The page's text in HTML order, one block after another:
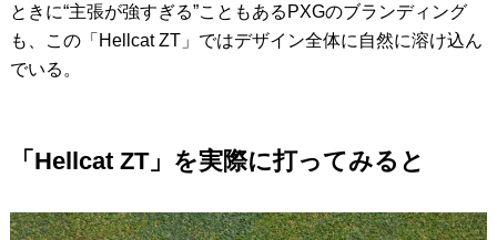
ときに“主張が強すぎる”こともあるPXGのブランディング
も、この「Hellcat ZT」ではデザイン全体に自然に溶け込ん
でいる。
「Hellcat ZT」を実際に打ってみると